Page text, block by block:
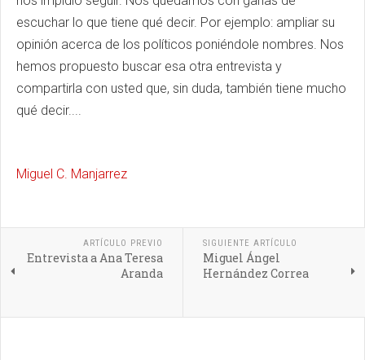
escuchar lo que tiene qué decir. Por ejemplo: ampliar su
opinión acerca de los políticos poniéndole nombres. Nos
hemos propuesto buscar esa otra entrevista y
compartirla con usted que, sin duda, también tiene mucho
qué decir....
Miguel C. Manjarrez
ARTÍCULO PREVIO
Entrevista a Ana Teresa
Aranda
SIGUIENTE ARTÍCULO
Miguel Ángel
Hernández Correa